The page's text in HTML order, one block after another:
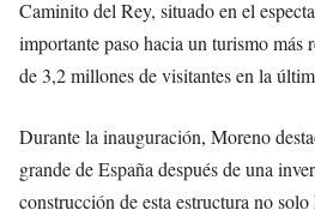
Caminito del Rey, situado en el
importante paso hacia un turismo más
de 3,2 millones de visitantes en la
Durante la inauguración, Moreno
grande de España después de una
construcción de esta estructura no